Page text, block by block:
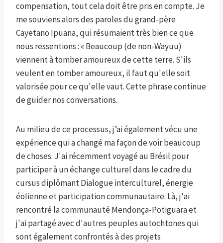
compensation, tout cela doit être pris en compte. Je
me souviens alors des paroles du grand-père
Cayetano Ipuana, qui résumaient très bien ce que
nous ressentions : « Beaucoup (de non-Wayuu)
viennent à tomber amoureux de cette terre. S'ils
veulent en tomber amoureux, il faut qu'elle soit
valorisée pour ce qu'elle vaut. Cette phrase continue
de guider nos conversations.
Au milieu de ce processus, j’ai également vécu une
expérience qui a changé ma façon de voir beaucoup
de choses. J'ai récemment voyagé au Brésil pour
participer à un échange culturel dans le cadre du
cursus diplômant Dialogue interculturel, énergie
éolienne et participation communautaire. Là, j'ai
rencontré la communauté Mendonça-Potiguara et
j'ai partagé avec d'autres peuples autochtones qui
sont également confrontés à des projets